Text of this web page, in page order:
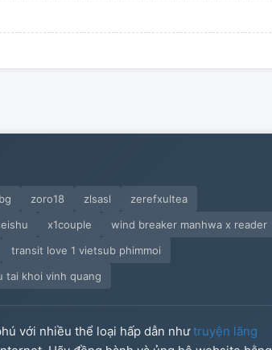
zoro18 zlsasl
zerefxultea
x1couple
wind breaker manhwa x reader
transit love 1 vietsub phimmoi
tai khoi vinh quang
với nhiều thể loại hấp dẫn nhưtruyện lãng